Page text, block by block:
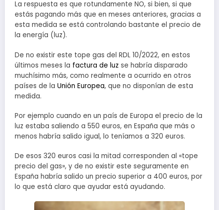
La respuesta es que rotundamente NO, si bien, si que
estás pagando más que en meses anteriores, gracias a
esta medida se está controlando bastante el precio de
la energía (luz).
De no existir este tope gas del RDL 10/2022, en estos
últimos meses la factura de luz se habría disparado
muchísimo más, como realmente a ocurrido en otros
países de la Unión Europea, que no disponían de esta
medida.
Por ejemplo cuando en un país de Europa el precio de la
luz estaba saliendo a 550 euros, en España que más o
menos habría salido igual, lo teníamos a 320 euros.
De esos 320 euros casi la mitad corresponden al «tope
precio del gas», y de no existir este seguramente en
España habría salido un precio superior a 400 euros, por
lo que está claro que ayudar está ayudando.